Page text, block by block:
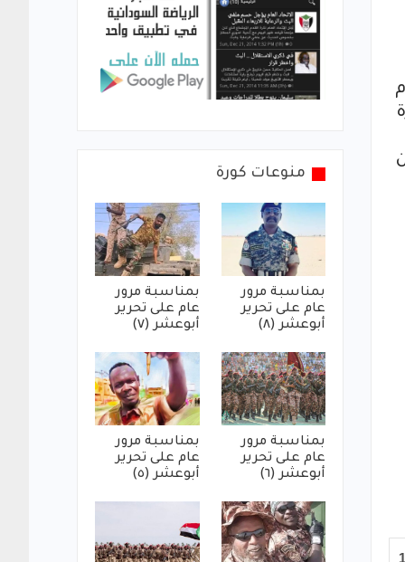
منوعات كورة
بمناسبة مرور
عام على تحرير
أبوعشر (٨)
بمناسبة مرور
عام على تحرير
أبوعشر (٧)
بمناسبة مرور
عام على تحرير
أبوعشر (٦)
بمناسبة مرور
عام على تحرير
أبوعشر (٥)